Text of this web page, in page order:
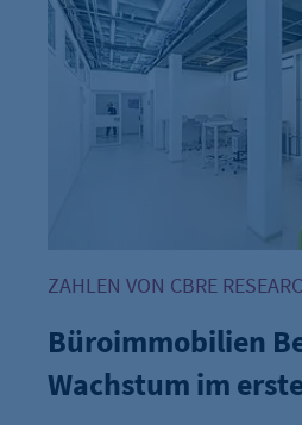
cookie_consent
Dieser Cookie
et_oi_v2
ZAHLEN VON CBRE
Büroimmobilien
Wachstum im